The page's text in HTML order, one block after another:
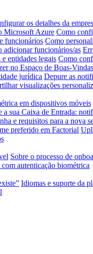
os detalhes da
Microsoft Azure Como
funcionários Como
adicionar funcionários/as
entidades legais Como
no Espaço de Boas-
jurídica Depure as
visualizações
em dispositivos móveis
a sua Caixa de Entrada:
e requisitos para a nova
preferido em Factorial
Sobre o processo de
autenticação biométrica
Idiomas e suporte da